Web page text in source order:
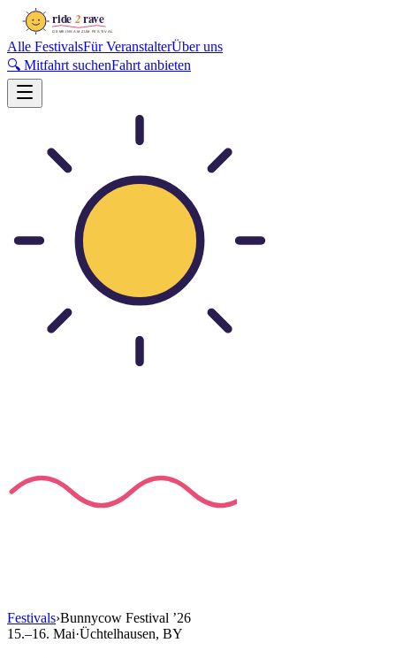
Alle FestivalsFür VeranstalterÜber uns
🔍 Mitfahrt suchenFahrt anbieten
Festivals›Bunnycow Festival ’26
15.–16. Mai·Üchtelhausen, BY